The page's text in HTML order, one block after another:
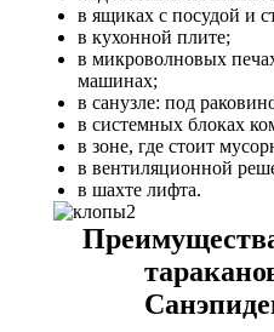
в ящиках с посудой и
в кухонной плите;
в микроволновых
машинах;
в санузле: под
в системных блоках
в зоне, где стоит
в вентиляционной
в шахте лифта.